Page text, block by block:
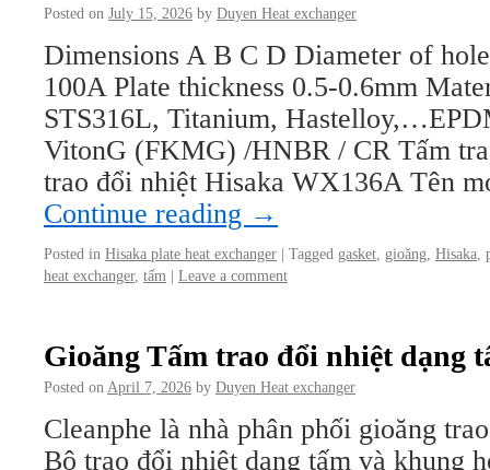
Posted on July 15, 2026 by Duyen Heat exchanger
Dimensions A B C D Diameter of
100A Plate thickness 0.5-0.6mm
STS316L, Titanium,
VitonG (FKMG) /HNBR / CR Tấm
trao đổi nhiệt Hisaka WX136A Tên
Continue reading →
Posted in Hisaka plate heat exchanger | Tagged gasket gioăng Hisaka
heat exchanger, tấm | Leave a comment
Gioăng Tấm trao đổi nhiệt dạng
Posted on April 7, 2026 by Duyen Heat exchanger
Cleanphe là nhà phân phối gioăng
Bộ trao đổi nhiệt dạng tấm và khung